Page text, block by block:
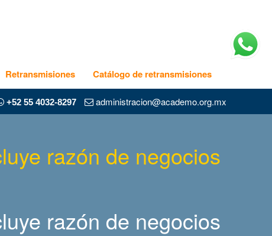
Retransmisiones Catálogo de retransmisiones
+52 55 4032-8297 administracion@academo.org.mx
razón de negocios
razón de negocios